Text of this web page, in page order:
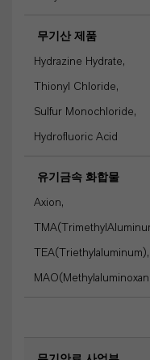
무기산 제품
Hydrazine Hydrate,
Thionyl Chloride,
Sulfur Monochloride,
Hydrofluoric Acid
유기금속 화합물
Axion,
TEA(Triethylaluminum),